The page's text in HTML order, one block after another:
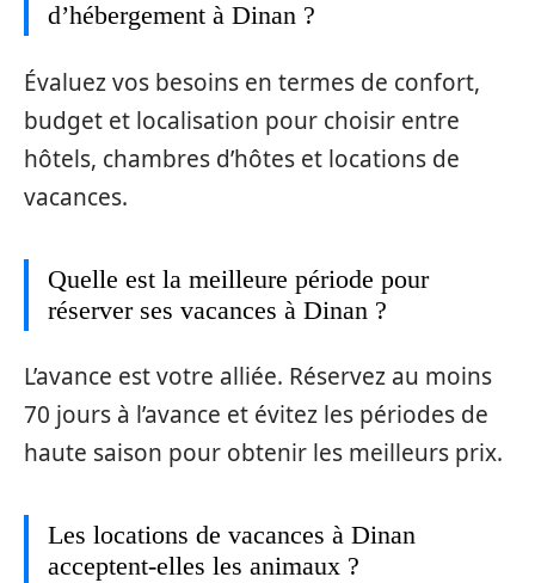
d’hébergement à Dinan ?
Évaluez vos besoins en termes de confort,
budget et localisation pour choisir entre
hôtels, chambres d’hôtes et locations de
vacances.
Quelle est la meilleure période pour
réserver ses vacances à Dinan ?
L’avance est votre alliée. Réservez au moins
70 jours à l’avance et évitez les périodes de
haute saison pour obtenir les meilleurs prix.
Les locations de vacances à Dinan
acceptent-elles les animaux ?